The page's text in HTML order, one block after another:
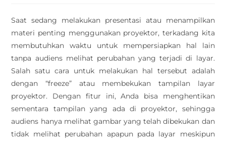
Saat sedang melakukan presentasi atau menampilkan
materi penting menggunakan proyektor, terkadang kita
membutuhkan waktu untuk mempersiapkan hal lain
tanpa audiens melihat perubahan yang terjadi di layar.
Salah satu cara untuk melakukan hal tersebut adalah
dengan “freeze” atau membekukan tampilan layar
proyektor. Dengan fitur ini, Anda bisa menghentikan
sementara tampilan yang ada di proyektor, sehingga
audiens hanya melihat gambar yang telah dibekukan dan
tidak melihat perubahan apapun pada layar meskipun